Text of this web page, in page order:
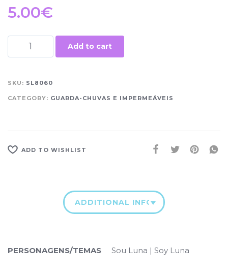
5.00€
Add to cart
SKU: SL8060
CATEGORY: GUARDA-CHUVAS E IMPERMEÁVEIS
ADD TO WISHLIST
ADDITIONAL INFORMATION
PERSONAGENS/TEMAS Sou Luna | Soy Luna